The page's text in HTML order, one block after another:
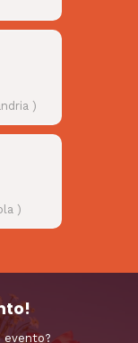
)
)
evento?